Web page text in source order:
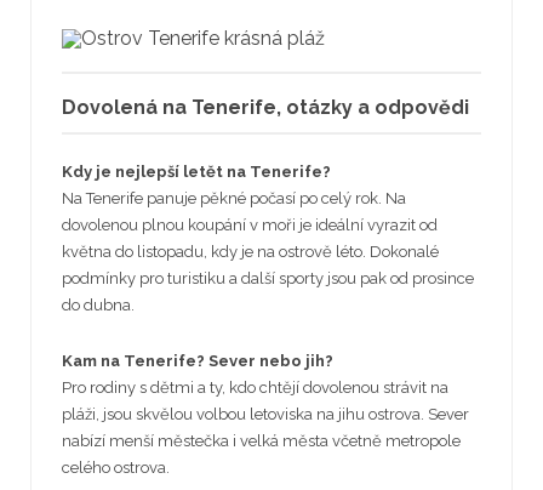
Dovolená na Tenerife, otázky a odpovědi
Kdy je nejlepší letět na Tenerife?
Na Tenerife panuje pěkné počasí po celý rok. Na
dovolenou plnou koupání v moři je ideální vyrazit od
května do listopadu, kdy je na ostrově léto. Dokonalé
podmínky pro turistiku a další sporty jsou pak od prosince
do dubna.
Kam na Tenerife? Sever nebo jih?
Pro rodiny s dětmi a ty, kdo chtějí dovolenou strávit na
pláži, jsou skvělou volbou letoviska na jihu ostrova. Sever
nabízí menší městečka i velká města včetně metropole
celého ostrova.